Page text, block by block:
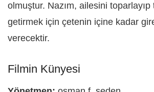
olmuştur. Nazım, ailesini
getirmek için çetenin içine kadar
verecektir.
Filmin Künyesi